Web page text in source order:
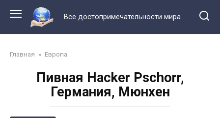
контенту
Все достопримечательности мира
Главная » Европа
Пивная Hacker Pschorr,
Германия, Мюнхен